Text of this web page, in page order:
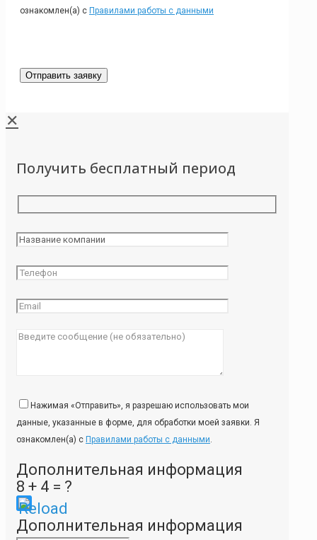
ознакомлен(а) с Правилами работы с данными
✕
Получить бесплатный период
Нажимая «Отправить», я разрешаю использовать мои
данные, указанные в форме, для обработки моей заявки. Я
ознакомлен(а) с Правилами работы с данными.
Дополнительная информация
8 + 4 = ?
Please
Дополнительная информация